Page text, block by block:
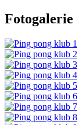
Fotogalerie